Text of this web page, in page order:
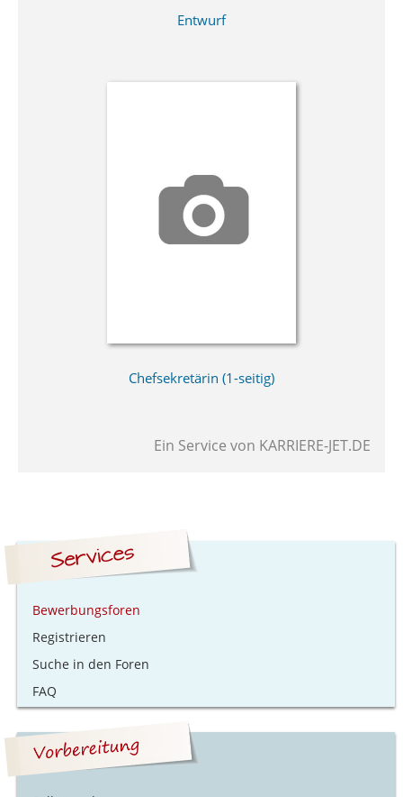
Entwurf
Chefsekretärin (1-seitig)
Ein Service von KARRIERE-JET.DE
Bewerbungsforen
Registrieren
Suche in den Foren
FAQ